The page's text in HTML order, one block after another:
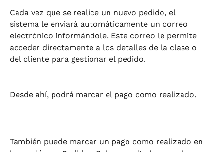
Cada vez que se realice un nuevo pedido, el
sistema le enviará automáticamente un correo
electrónico informándole. Este correo le permite
acceder directamente a los detalles de la clase o
del cliente para gestionar el pedido.
Desde ahí, podrá marcar el pago como realizado.
También puede marcar un pago como realizado en